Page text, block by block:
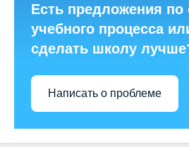
Есть предложения по
учебного процесса
сделать школу
Написать о проблеме